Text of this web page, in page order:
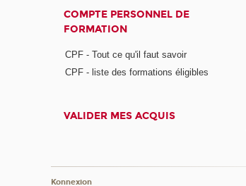
COMPTE PERSONNEL DE
FORMATION
CPF - Tout ce qu'il faut savoir
CPF - liste des formations éligibles
VALIDER MES ACQUIS
Konnexion